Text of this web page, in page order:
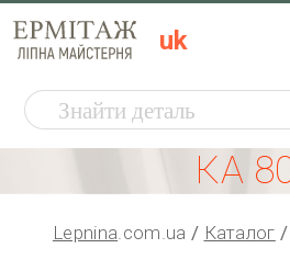
uk
КА
Lepnina.com.ua Каталог